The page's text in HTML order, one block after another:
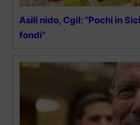
Asili nido, Cgil: “Pochi in
fondi”